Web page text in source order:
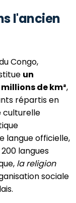
l'ancien
Congo,
un
de km²,
répartis en
culturelle
langue officielle,
langues
la religion
sociale